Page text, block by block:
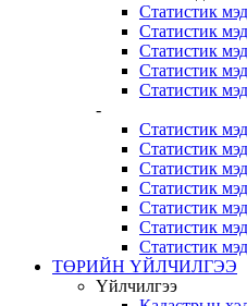
Статистик
Статистик
Статистик
Статистик
Статистик
-
Статистик
Статистик
Статистик
Статистик
Статистик
Статистик
Статистик
ТӨРИЙН ҮЙЛЧИЛГЭЭ
Үйлчилгээ